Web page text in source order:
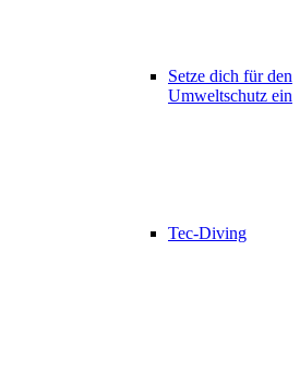
Setze dich für den
Umweltschutz ein
Tec-Diving